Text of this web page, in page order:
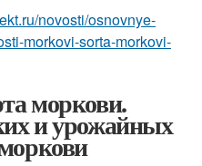
novosti/osnovnye-
morkovi-sorta-morkovi-
моркови.
и урожайных